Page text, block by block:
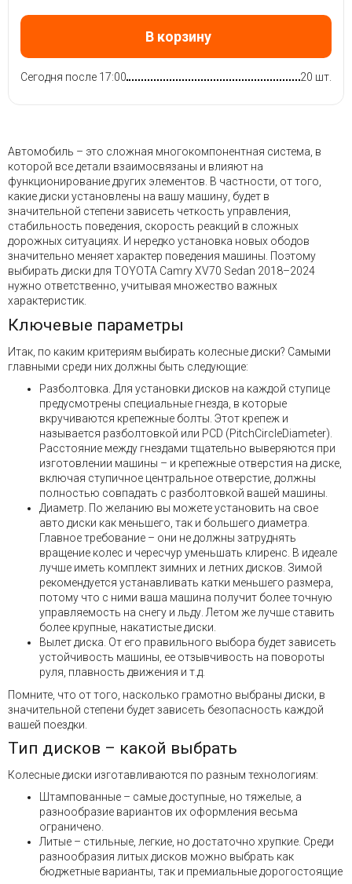
В корзину
Сегодня после 17:00 20 шт.
Автомобиль – это сложная многокомпонентная система, в
которой все детали взаимосвязаны и влияют на
функционирование других элементов. В частности, от того,
какие диски установлены на вашу машину, будет в
значительной степени зависеть четкость управления,
стабильность поведения, скорость реакций в сложных
дорожных ситуациях. И нередко установка новых ободов
значительно меняет характер поведения машины. Поэтому
выбирать диски для TOYOTA Camry XV70 Sedan 2018–2024
нужно ответственно, учитывая множество важных
характеристик.
Ключевые параметры
Итак, по каким критериям выбирать колесные диски? Самыми
главными среди них должны быть следующие:
Разболтовка. Для установки дисков на каждой ступице
предусмотрены специальные гнезда, в которые
вкручиваются крепежные болты. Этот крепеж и
называется разболтовкой или PCD (PitchCircleDiameter).
Расстояние между гнездами тщательно выверяются при
изготовлении машины – и крепежные отверстия на диске,
включая ступичное центральное отверстие, должны
полностью совпадать с разболтовкой вашей машины.
Диаметр. По желанию вы можете установить на свое
авто диски как меньшего, так и большего диаметра.
Главное требование – они не должны затруднять
вращение колес и чересчур уменьшать клиренс. В идеале
лучше иметь комплект зимних и летних дисков. Зимой
рекомендуется устанавливать катки меньшего размера,
потому что с ними ваша машина получит более точную
управляемость на снегу и льду. Летом же лучше ставить
более крупные, накатистые диски.
Вылет диска. От его правильного выбора будет зависеть
устойчивость машины, ее отзывчивость на повороты
руля, плавность движения и т.д.
Помните, что от того, насколько грамотно выбраны диски, в
значительной степени будет зависеть безопасность каждой
вашей поездки.
Тип дисков – какой выбрать
Колесные диски изготавливаются по разным технологиям:
Штампованные – самые доступные, но тяжелые, а
разнообразие вариантов их оформления весьма
ограничено.
Литые – стильные, легкие, но достаточно хрупкие. Среди
разнообразия литых дисков можно выбрать как
бюджетные варианты, так и премиальные дорогостоящие